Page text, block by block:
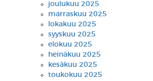
joulukuu 2025
marraskuu 2025
lokakuu 2025
syyskuu 2025
elokuu 2025
heinäkuu 2025
kesäkuu 2025
toukokuu 2025